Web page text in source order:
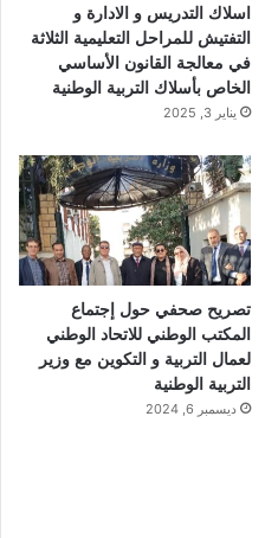
اسلاك التدريس و الادارة و
التفتيش للمراحل التعليمية الثلاثة
في معالجة القانون الأساسي
الخاص بأسلاك التربية الوطنية
يناير 3, 2025
تصريح صحفي حول إجتماع
المكتب الوطني للاتحاد الوطني
لعمال التربية و التكوين مع وزير
التربية الوطنية
ديسمبر 6, 2024